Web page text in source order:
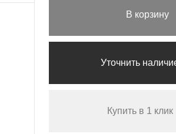
В корзину
Уточнить
Купить в 1 клик